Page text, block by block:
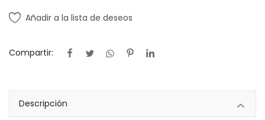
Añadir a la lista de deseos
Compartir:
Descripción